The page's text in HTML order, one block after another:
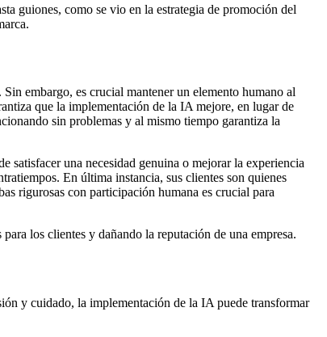
guiones, como se vio en la estrategia de promoción del
embargo, es crucial mantener un elemento humano al
que la implementación de la IA mejore, en lugar de
sin problemas y al mismo tiempo garantiza la
satisfacer una necesidad genuina o mejorar la experiencia
En última instancia, sus clientes son quienes
rigurosas con participación humana es crucial para
los clientes y dañando la reputación de una empresa.
y cuidado, la implementación de la IA puede transformar